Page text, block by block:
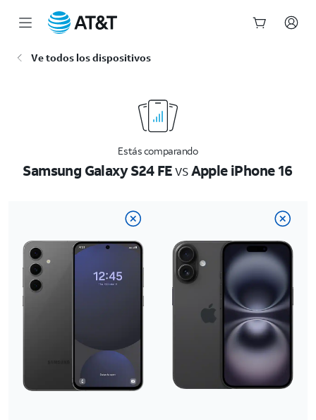
Ve todos los dispositivos
Estás comparando
Samsung Galaxy S24 FEvsApple iPhone 16